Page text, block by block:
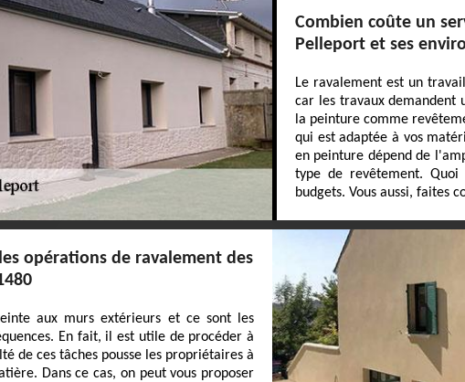
Combien coûte un
Pelleport et ses
Le ravalement est un
car les travaux demandent
la peinture comme
qui est adaptée à vos
en peinture dépend de
type de revêtement.
budgets. Vous aussi, faites
opérations de ravalement des
aux murs extérieurs et ce sont les
En fait, il est utile de procéder à
de ces tâches pousse les propriétaires à
Dans ce cas, on peut vous proposer